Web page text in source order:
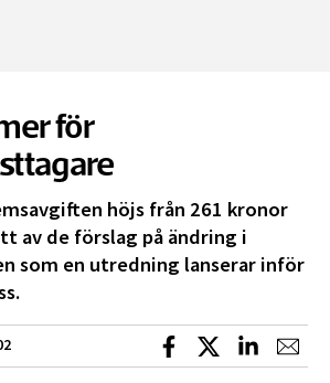
för
höjs från 261 kronor
av de förslag på ändring i
som en utredning lanserar inför
Dela på Facebook
Dela på XDela på